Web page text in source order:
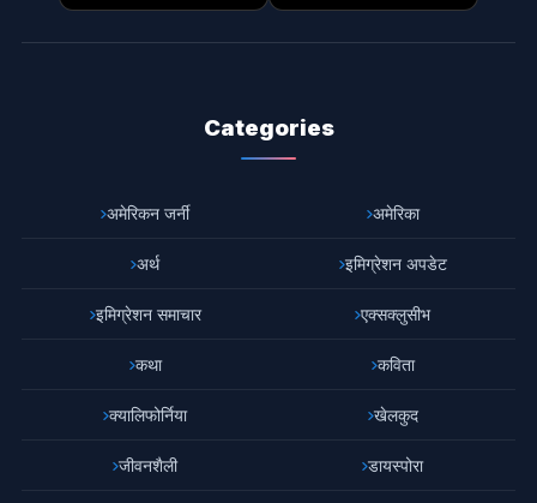
Categories
अमेरिकन जर्नी अमेरिका
अर्थ इमिग्रेशन अपडेट
इमिग्रेशन समाचार एक्सक्लुसीभ
कथा कविता
क्यालिफोर्निया खेलकुद
जीवनशैली डायस्पोरा